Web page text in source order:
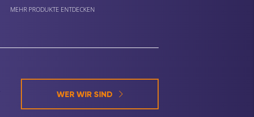
MEHR PRODUKTE ENTDECKEN
WER WIR SIND